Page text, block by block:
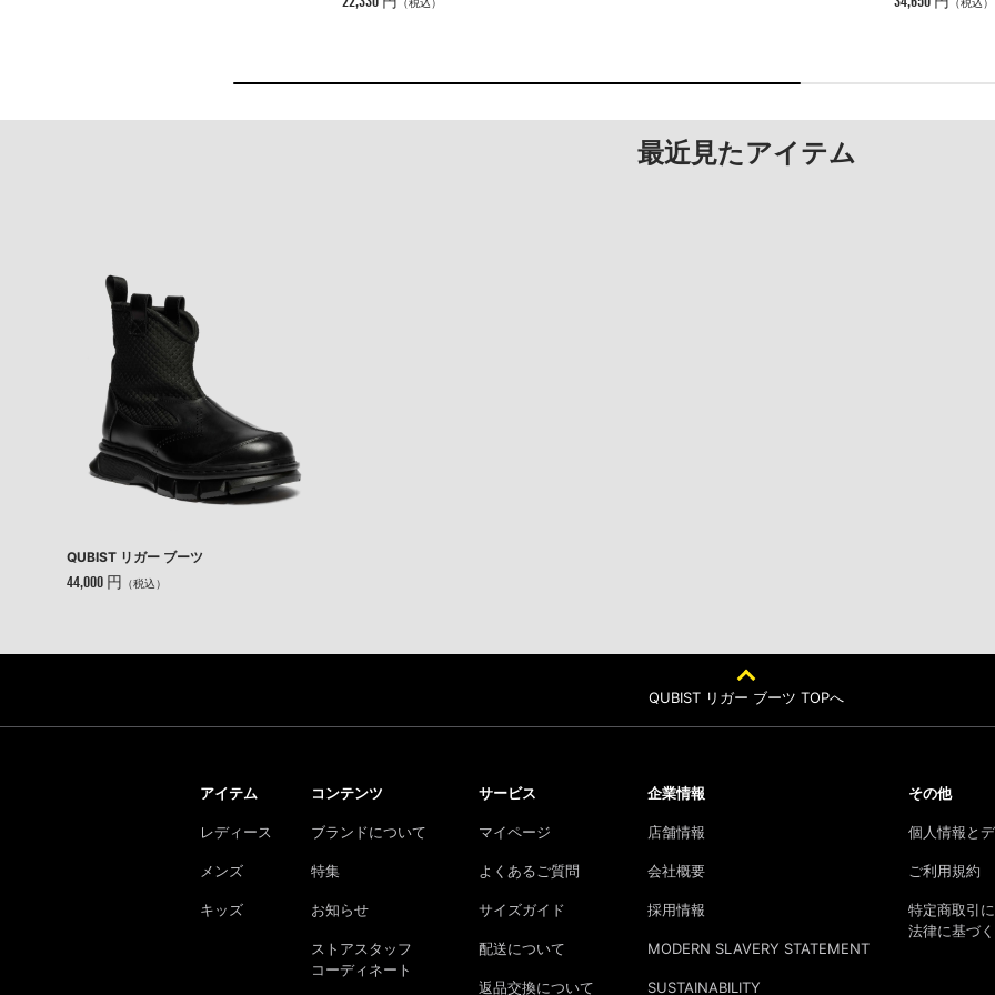
最近見たアイテム
QUBIST リガー ブーツ
44,000 円 （税込）
QUBIST リガー ブーツ TOPへ
アイテム
レディース
メンズ
キッズ
コンテンツ
ブランドについて
特集
お知らせ
ストアスタッフ
コーディネート
サービス
マイページ
よくあるご質問
サイズガイド
配送について
返品交換について
企業情報
店舗情報
会社概要
採用情報
MODERN SLAVERY STATEMENT
SUSTAINABILITY
その他
個人情報と
ご利用規約
特定商取引
法律に基づ